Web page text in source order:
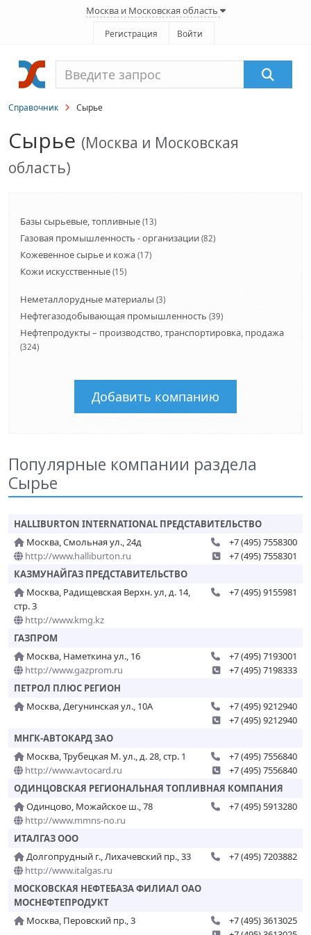
Москва и Московская область
Регистрация Войти
Справочник Сырье
Сырье (Москва и Московская
область)
Базы сырьевые, топливные (13)
Газовая промышленность - организации (82)
Кожевенное сырье и кожа (17)
Кожи искусственные (15)
Неметаллорудные материалы (3)
Нефтегазодобывающая промышленность (39)
Нефтепродукты – производство, транспортировка, продажа
(324)
Добавить компанию
Популярные компании раздела
Сырье
HALLIBURTON INTERNATIONAL ПРЕДСТАВИТЕЛЬСТВО
Москва, Смольная ул., 24д
http://www.halliburton.ru
+7 (495) 7558300
+7 (495) 7558301
КАЗМУНАЙГАЗ ПРЕДСТАВИТЕЛЬСТВО
Москва, Радищевская Верхн. ул, д. 14,
стр. 3
http://www.kmg.kz
+7 (495) 9155981
ГАЗПРОМ
Москва, Наметкина ул., 16
http://www.gazprom.ru
+7 (495) 7193001
+7 (495) 7198333
ПЕТРОЛ ПЛЮС РЕГИОН
Москва, Дегунинская ул., 10А
+7 (495) 9212940
+7 (495) 9212940
МНГК-АВТОКАРД ЗАО
Москва, Трубецкая М. ул., д. 28, стр. 1
http://www.avtocard.ru
+7 (495) 7556840
+7 (495) 7556840
ОДИНЦОВСКАЯ РЕГИОНАЛЬНАЯ ТОПЛИВНАЯ КОМПАНИЯ
Одинцово, Можайское ш., 78
http://www.mmns-no.ru
+7 (495) 5913280
ИТАЛГАЗ ООО
Долгопрудный г., Лихачевский пр., 33
http://www.italgas.ru
+7 (495) 7203882
МОСКОВСКАЯ НЕФТЕБАЗА ФИЛИАЛ ОАО
МОСНЕФТЕПРОДУКТ
Москва, Перовский пр., 3
+7 (495) 3613025